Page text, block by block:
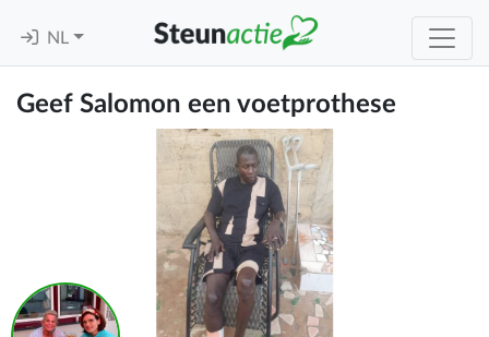
NL
Geef Salomon een voetprothese